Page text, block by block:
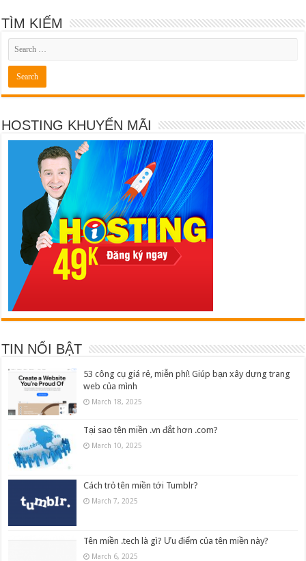
TÌM KIẾM
HOSTING KHUYẾN MÃI
TIN NỔI BẬT
53 công cụ giá rẻ, miễn phí! Giúp bạn xây dựng trang
web của mình
March 18, 2025
Tại sao tên miền .vn đắt hơn .com?
March 10, 2025
Cách trỏ tên miền tới Tumblr?
March 7, 2025
Tên miền .tech là gì? Ưu điểm của tên miền này?
March 6, 2025